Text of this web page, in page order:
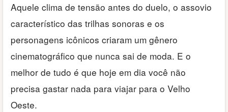
Aquele clima de tensão antes do duelo, o assovio
característico das trilhas sonoras e os
personagens icônicos criaram um gênero
cinematográfico que nunca sai de moda. E o
melhor de tudo é que hoje em dia você não
precisa gastar nada para viajar para o Velho
Oeste.